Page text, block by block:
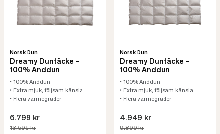
Norsk Dun
Dreamy Duntäcke -
100% Anddun
• 100% Anddun
• Extra mjuk, följsam känsla
• Flera värmegrader
6.799 kr
13.599 kr
Norsk Dun
Dreamy Duntäcke -
100% Anddun
• 100% Anddun
• Extra mjuk, följsam känsla
• Flera värmegrader
4.949 kr
9.899 kr